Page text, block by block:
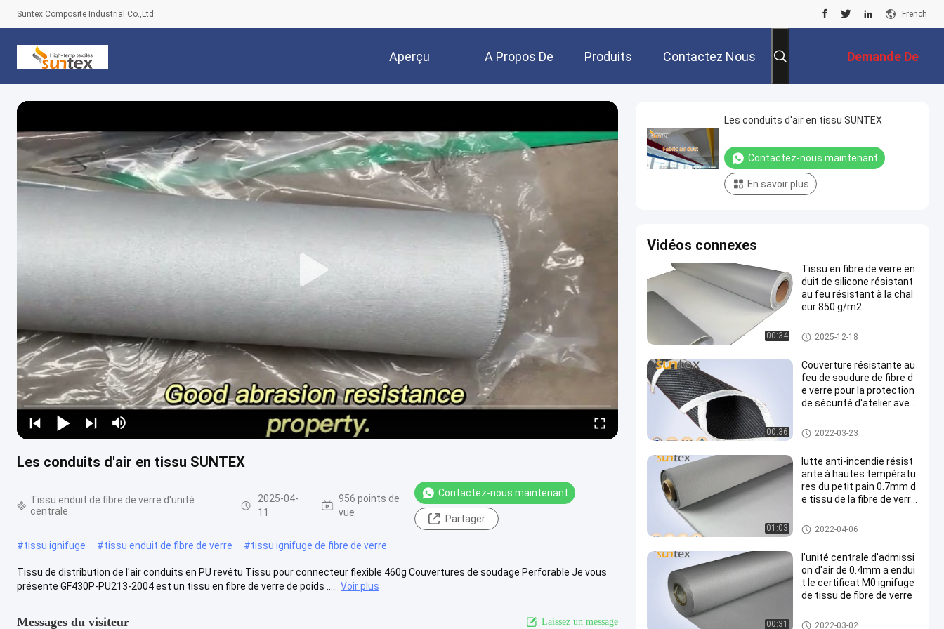
Suntex Composite Industrial Co.,Ltd. French
Aperçu A Propos De Produits Contactez Nous Demande De
Soumission
Les conduits d'air en tissu SUNTEX
Tissu enduit de fibre de verre d'unité
centrale
2025-04-
11
956 points de
vue
Contactez-nous maintenant
Partager
#tissu ignifuge #tissu enduit de fibre de verre #tissu ignifuge de fibre de verre
Tissu de distribution de l'air conduits en PU revêtu Tissu pour connecteur flexible 460g Couvertures de soudage Perforable Je vous
présente GF430P-PU213-2004 est un tissu en fibre de verre de poids .....
Voir plus
Messages du visiteur Laissez un message
Les conduits d'air en tissu SUNTEX
Contactez-nous maintenant
En savoir plus
Vidéos connexes
00:34
Tissu en fibre de verre en
duit de silicone résistant
au feu résistant à la chal
eur 850 g/m2
tissu enduit de silicone de fibr
e de verre
2025-12-18
00:36
Couverture résistante au
feu de soudure de fibre d
e verre pour la protection
de sécurité d'atelier avec
mm 1.5mm
petit pain de couverture de sou
dure
2022-03-23
01:03
lutte anti-incendie résist
ante à hautes températu
res du petit pain 0.7mm d
e tissu de la fibre de verre
ntrale
petit pain de couverture de sou
dure
2022-04-06
00:31
l'unité centrale d'admissi
on d'air de 0.4mm a endui
t le certificat M0 ignifuge
de tissu de fibre de verre
Tissu enduit de fibre de verre
2022-03-02